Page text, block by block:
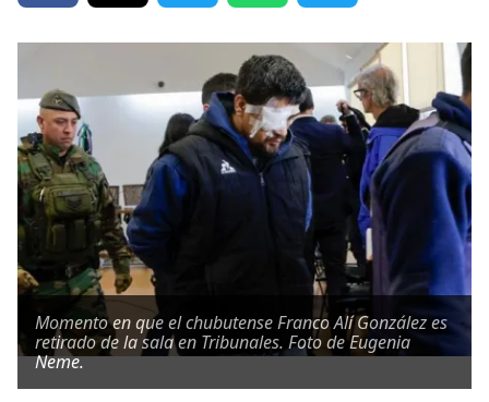
Momento en que el chubutense Franco Alí González es
retirado de la sala en Tribunales. Foto de Eugenia
Neme.